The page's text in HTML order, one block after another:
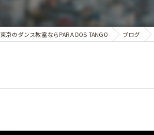
ミロンガとは
東京のダンス教室ならPARA DOS TANGO ブログ